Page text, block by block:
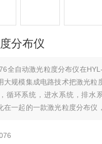
分布仪
全自动激光粒度分布仪在
大规模集成电路技术把激光粒
循环系统，进水系统，排水
在一起的一款激光粒度分布仪